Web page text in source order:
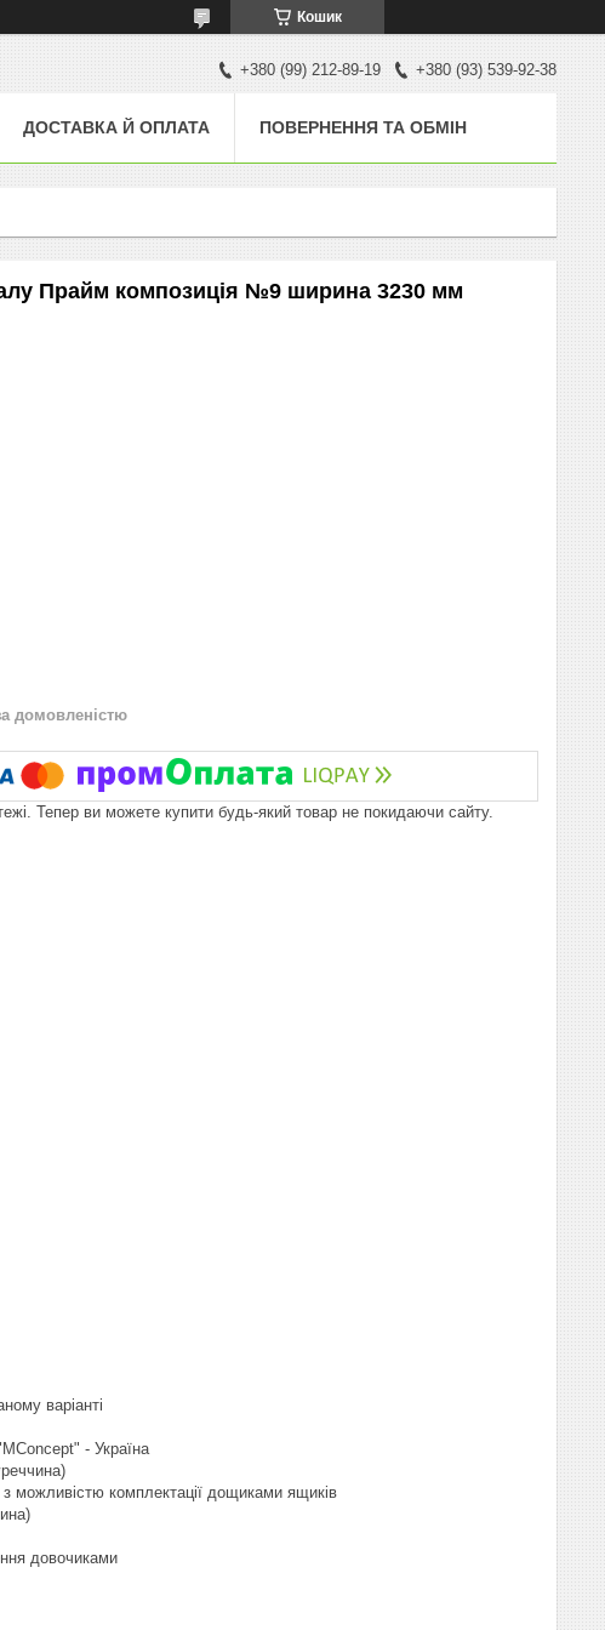
Кошик
+380 (99) 212-89-19 +380 (93) 539-92-38
ДОСТАВКА Й ОПЛАТА ПОВЕРНЕННЯ ТА ОБМІН
Прайм композиція №9 ширина 3230 мм
домовленістю
Тепер ви можете купити будь-який товар не покидаючи сайту.
варіанті
- Україна
можливістю комплектації дощиками ящиків
довочиками